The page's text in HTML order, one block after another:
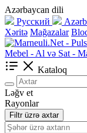
Azərbaycan dili
Русский
Xəritə Mağazalar
Kataloq
Ləğv et
Rayonlar
Filtr üzrə axtar